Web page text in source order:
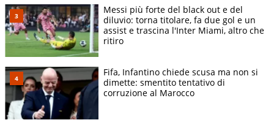
Messi più forte del black out e del
diluvio: torna titolare, fa due gol e un
assist e trascina l'Inter Miami, altro che
ritiro
Fifa, Infantino chiede scusa ma non si
dimette: smentito tentativo di
corruzione al Marocco